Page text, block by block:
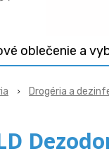
oblečenie a
Drogéria a